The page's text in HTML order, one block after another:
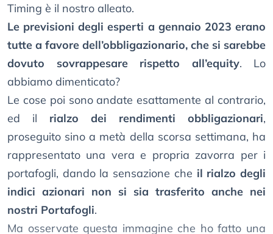
Timing è il nostro alleato.
Le previsioni degli esperti a gennaio 2023 erano
tutte a favore dell’obbligazionario, che si sarebbe
dovuto sovrappesare rispetto all’equity. Lo
abbiamo dimenticato?
Le cose poi sono andate esattamente al contrario,
ed il rialzo dei rendimenti obbligazionari,
proseguito sino a metà della scorsa settimana, ha
rappresentato una vera e propria zavorra per i
portafogli, dando la sensazione che il rialzo degli
indici azionari non si sia trasferito anche nei
nostri Portafogli.
Ma osservate questa immagine che ho fatto una